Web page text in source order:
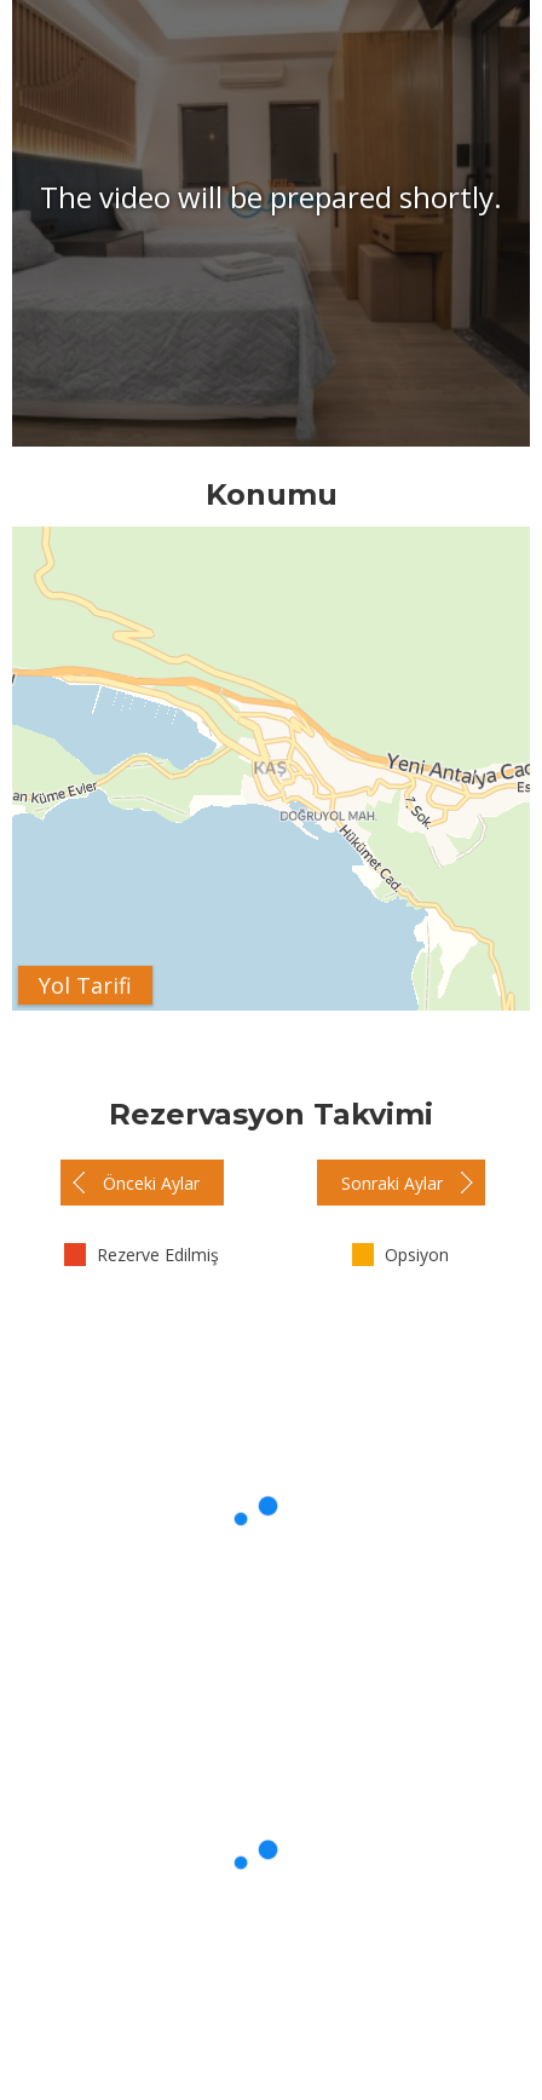
The video will be prepared shortly.
Konumu
Yol Tarifi
Rezervasyon Takvimi
Önceki Aylar Sonraki Aylar
Rezerve Edilmiş Opsiyon